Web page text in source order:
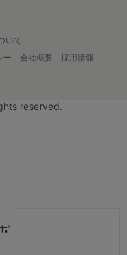
いて
ー 会社概要
採用情報
reserved.